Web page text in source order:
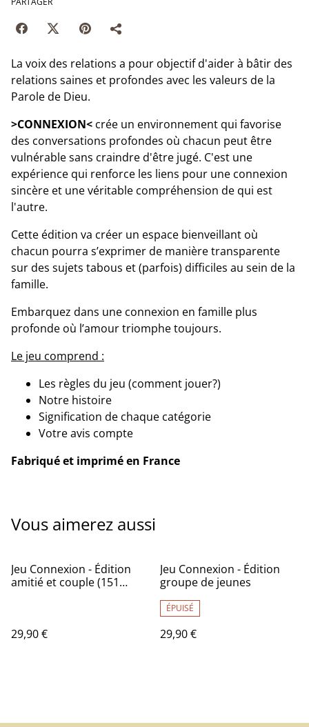
La voix des relations a pour objectif d'aider à bâtir des
relations saines et profondes avec les valeurs de la
Parole de Dieu.
>CONNEXION< crée un environnement qui favorise
des conversations profondes où chacun peut être
vulnérable sans craindre d'être jugé. C'est une
expérience qui renforce les liens pour une connexion
sincère et une véritable compréhension de qui est
l'autre.
Cette édition va créer un espace bienveillant où
chacun pourra s’exprimer de manière transparente
sur des sujets tabous et (parfois) difficiles au sein de la
famille.
Embarquez dans une connexion en famille plus
profonde où l’amour triomphe toujours.
Le jeu comprend :
Les règles du jeu (comment jouer?)
Notre histoire
Signification de chaque catégorie
Votre avis compte
Fabriqué et imprimé en France
Vous aimerez aussi
Jeu Connexion - Édition
amitié et couple (151
29,90 €
Jeu Connexion - Édition
groupe de jeunes
ÉPUISÉ
29,90 €